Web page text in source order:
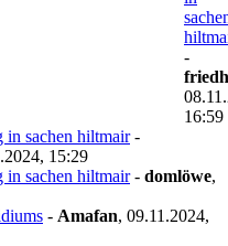
-
16:59
in sachen hiltmair-
15:29
in sachen hiltmair- domlöwe,
- Amafan, 09.11.2024,